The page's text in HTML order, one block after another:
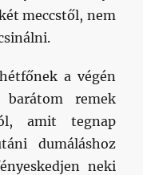
meccstől, nem
a végén
remek
amit tegnap
dumáláshoz
neki